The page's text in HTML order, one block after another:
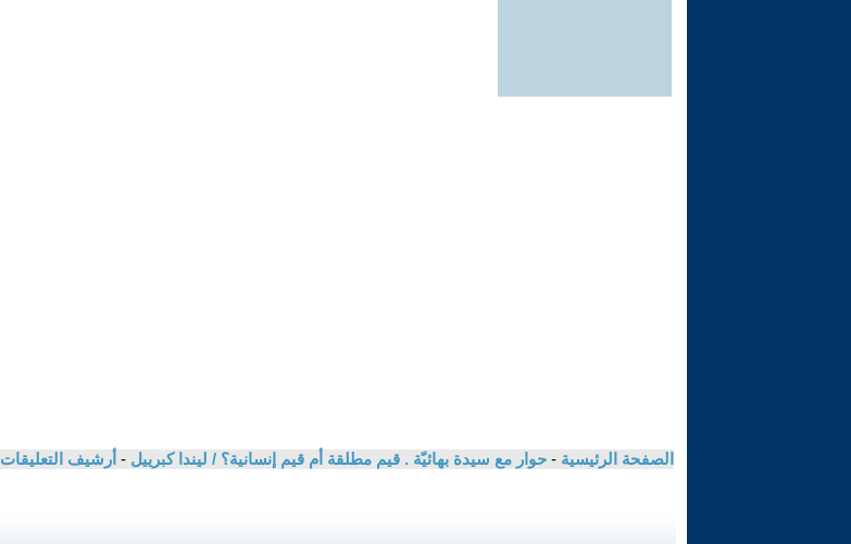
الصفحة الرئيسية - حوار مع سيدة بهائيّة . قيم مطلقة أم قيم إنسانية؟ / ليندا كبرييل - أرشيف التعليقات